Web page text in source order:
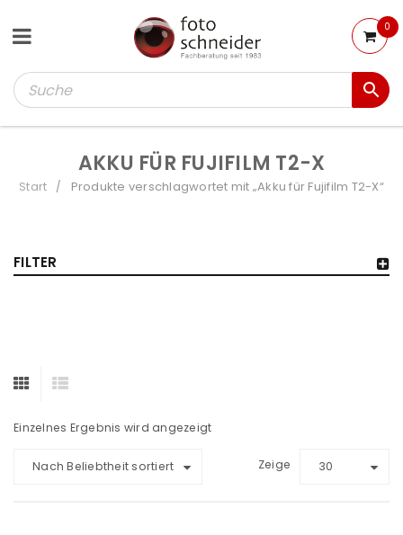
0
AKKU FÜR FUJIFILM T2-X
Start / Produkte verschlagwortet mit „Akku für Fujifilm T2-X“
FILTER
Einzelnes Ergebnis wird angezeigt
Nach Beliebtheit sortiert Zeige 30